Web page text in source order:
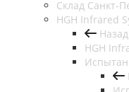
Cклад Санкт-
HGH Infrared
Назад
HGH